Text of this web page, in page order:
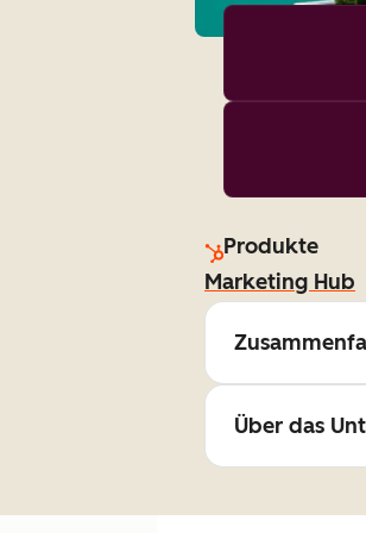
Produkte
Marketing Hub
Über das